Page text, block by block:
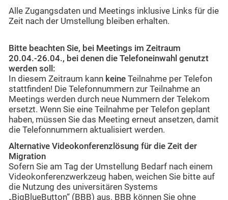
Alle Zugangsdaten und Meetings inklusive Links für die
Zeit nach der Umstellung bleiben erhalten.
Bitte beachten Sie, bei Meetings im Zeitraum
20.04.-26.04., bei denen die Telefoneinwahl genutzt
werden soll:
In diesem Zeitraum kann keine Teilnahme per Telefon
stattfinden! Die Telefonnummern zur Teilnahme an
Meetings werden durch neue Nummern der Telekom
ersetzt. Wenn Sie eine Teilnahme per Telefon geplant
haben, müssen Sie das Meeting erneut ansetzen, damit
die Telefonnummern aktualisiert werden.
Alternative Videokonferenzlösung für die Zeit der
Migration
Sofern Sie am Tag der Umstellung Bedarf nach einem
Videokonferenzwerkzeug haben, weichen Sie bitte auf
die Nutzung des universitären Systems
„BigBlueButton“ (BBB) aus. BBB können Sie ohne